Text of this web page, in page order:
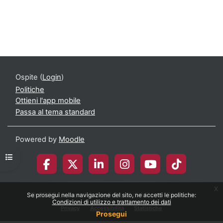
Se prosegui nella navigazione del sito, ne accetti le politiche:
Condizioni di utilizzo e trattamento dei dati
Prosegui
x
Apri indice del corso
Ospite (Login)
Politiche
Ottieni l'app mobile
Passa al tema standard
Powered by Moodle
© 2026 Università degli Studi di Milano-Bicocca